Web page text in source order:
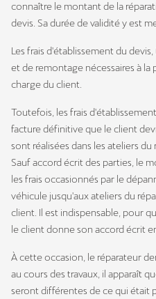
connaître le montant de la
devis. Sa durée de validité y est
Les frais d'établissement du
et de remontage nécessaires à la
charge du client.
Toutefois, les frais
facture définitive que le client
sont réalisées dans les ateliers du
Sauf accord écrit des parties, le
les frais occasionnés par le
véhicule jusqu'aux ateliers du
client. Il est indispensable, pour
le client donne son accord écrit
À cette occasion, le réparateur
au cours des travaux, il apparaît
seront différentes de ce qui était